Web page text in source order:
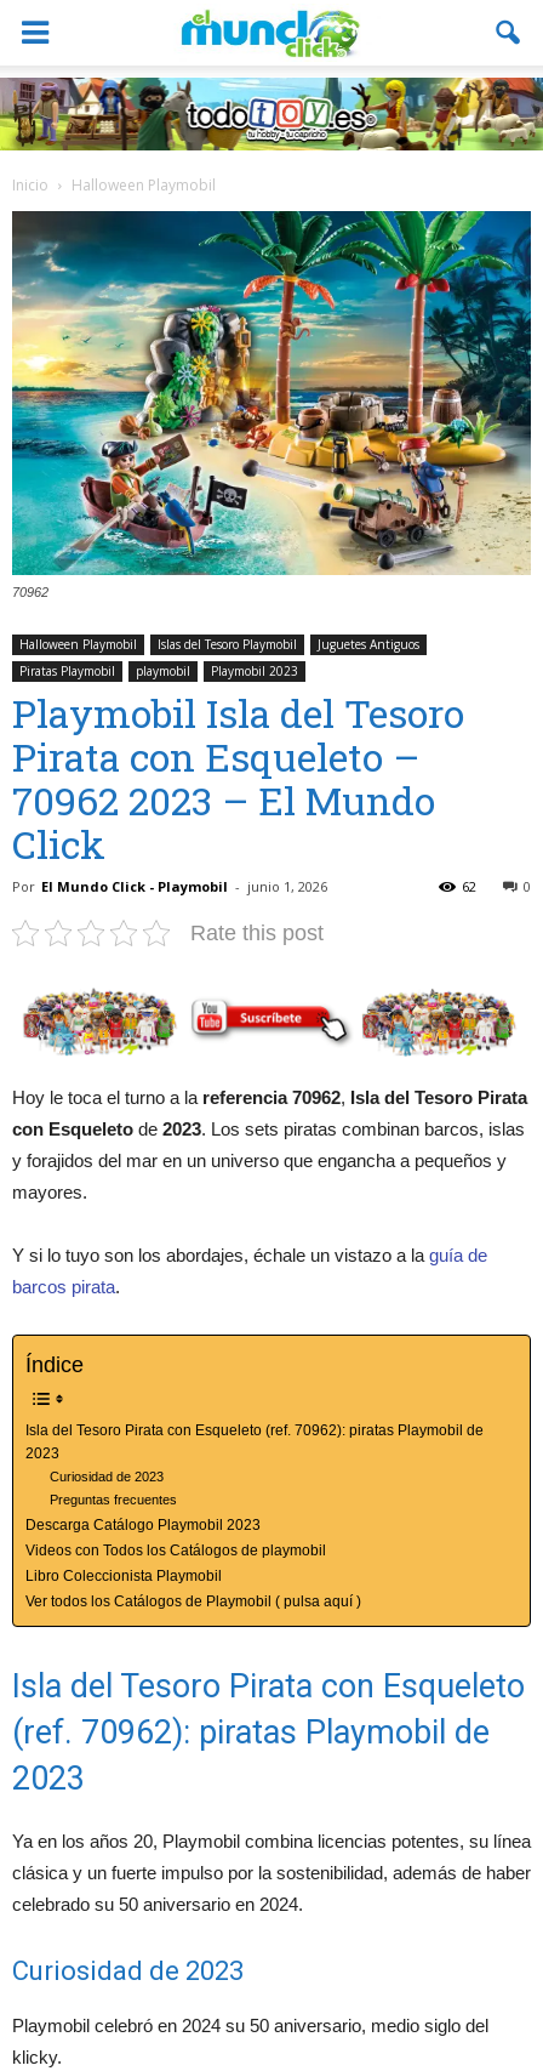
Inicio Halloween Playmobil
70962
Halloween Playmobil Islas del Tesoro Playmobil
Juguetes Antiguos
Piratas Playmobil
playmobil Playmobil 2023
Playmobil Isla del Tesoro
Pirata con Esqueleto –
70962 2023 – El Mundo
Click
Por El Mundo Click - Playmobil - junio 1, 2026 0
62
Rate this post
Hoy le toca el turno a la referencia 70962, Isla del Tesoro Pirata
con Esqueleto de 2023. Los sets piratas combinan barcos, islas
y forajidos del mar en un universo que engancha a pequeños y
mayores.
Y si lo tuyo son los abordajes, échale un vistazo a la guía de
barcos pirata.
Índice
Isla del Tesoro Pirata con Esqueleto (ref. 70962): piratas Playmobil de
2023
Curiosidad de 2023
Preguntas frecuentes
Descarga Catálogo Playmobil 2023
Videos con Todos los Catálogos de playmobil
Libro Coleccionista Playmobil
Ver todos los Catálogos de Playmobil ( pulsa aquí )
Isla del Tesoro Pirata con Esqueleto
(ref. 70962): piratas Playmobil de
2023
Ya en los años 20, Playmobil combina licencias potentes, su línea
clásica y un fuerte impulso por la sostenibilidad, además de haber
celebrado su 50 aniversario en 2024.
Curiosidad de 2023
Playmobil celebró en 2024 su 50 aniversario, medio siglo del
klicky.